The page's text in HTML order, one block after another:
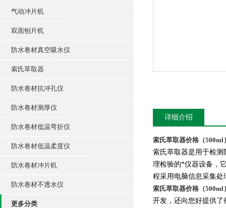
气动冲片机
双面刨片机
防水卷材真空吸水仪
索氏萃取器
防水卷材抗冲孔仪
防水卷材测厚仪
防水卷材低温弯折仪
防水卷材低温柔度仪
防水卷材冲片机
防水卷材不透水仪
更多分类
详细介绍
索氏萃取器价格（500ml
索氏萃取器是用于检测
理检验的*仪器设备，
程采用电脑信息采集
索氏萃取器价格（500ml
开发，还向您好提供了